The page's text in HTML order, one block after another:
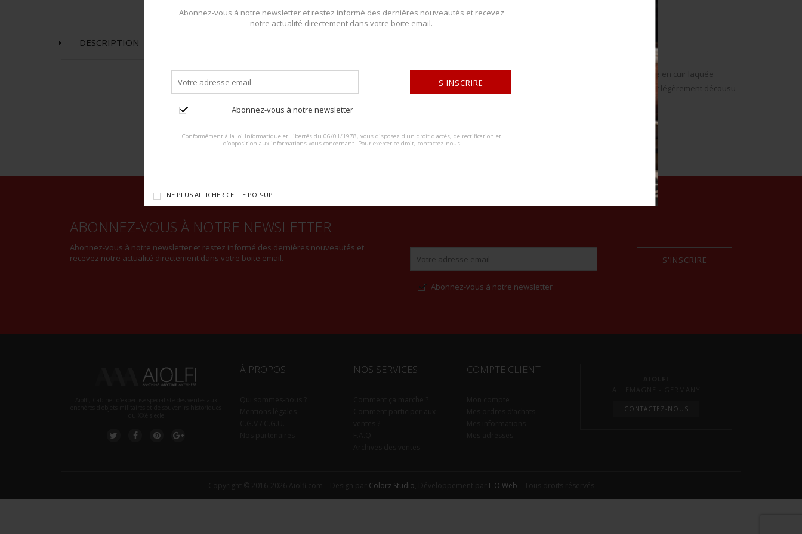
Abonnez-vous à notre newsletter et restez informé des dernières nouveautés et recevez
notre actualité directement dans votre boite email.
Abonnez-vous à notre newsletter
S'INSCRIRE
Conformément à la loi Informatique et Libertés du 06/01/1978, vous disposez d'un droit d'accès, de rectification et
d'opposition aux informations vous concernant. Pour exercer ce droit, contactez-nous
NE PLUS AFFICHER CETTE POP-UP
DESCRIPTION
Képi de capitaine d’infanterie. En drap fin bleu horizon, fausse jugulaire dorée surchargée d’une jugulaire en cuir laquée
bordée de cannetille. Grade de capitaine cousu à l’avant, visière en cuir noir souple, bandeau en cuir noir légèrement décousu
ABONNEZ-VOUS À NOTRE NEWSLETTER
Abonnez-vous à notre newsletter et restez informé des dernières nouveautés et
recevez notre actualité directement dans votre boite email.
Abonnez-vous à notre newsletter
S'INSCRIRE
À PROPOS NOS SERVICES COMPTE CLIENT
CONTACTEZ-NOUS
Colorz Studio L.O.Web